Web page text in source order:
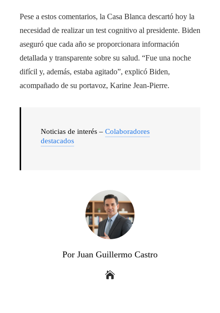
Pese a estos comentarios, la Casa Blanca descartó hoy la
necesidad de realizar un test cognitivo al presidente. Biden
aseguró que cada año se proporcionara información
detallada y transparente sobre su salud. “Fue una noche
difícil y, además, estaba agitado”, explicó Biden,
acompañado de su portavoz, Karine Jean-Pierre.
Noticias de interés – Colaboradores
destacados
Por Juan Guillermo Castro